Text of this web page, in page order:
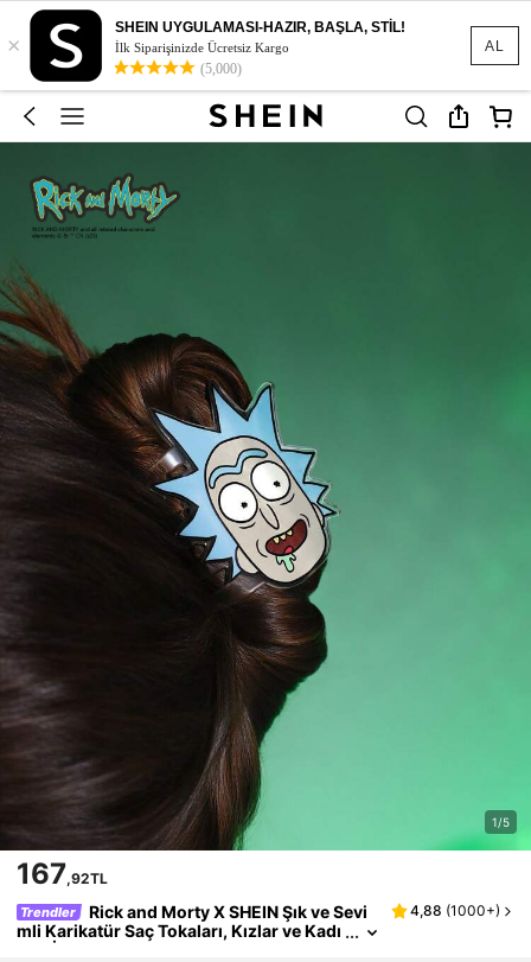
AL
×
SHEIN UYGULAMASI-HAZIR, BAŞLA, STİL!
İlk Siparişinizde Ücretsiz Kargo
(5,000)
1/5
167,92TL
Trendler
Rick and Morty X SHEIN Şık ve Sevi
mli Karikatür Saç Tokaları, Kızlar ve Kadı
nlar İçin Uygun, Ev, Banyo, Güzellik Bakı
4,88 (1000+)